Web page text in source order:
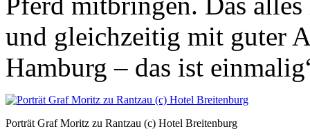
und gleichzeitig mit guter
Hamburg – das ist
Porträt Graf Moritz zu Rantzau (c) Hotel Breitenburg